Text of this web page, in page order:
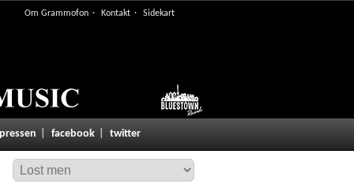
Om Grammofon Kontakt Sidekart
facebook twitter